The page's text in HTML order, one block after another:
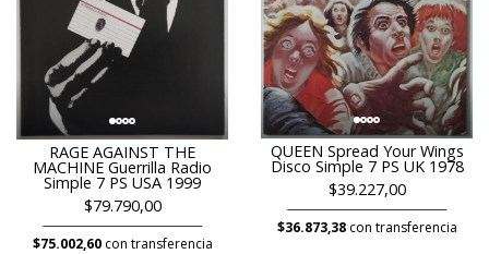
RAGE AGAINST THE
MACHINE Guerrilla Radio
Simple 7 PS USA 1999
$79.790,00
$75.002,60con transferencia
QUEEN Spread Your Wings
Disco Simple 7 PS UK 1978
$39.227,00
$36.873,38con transferencia